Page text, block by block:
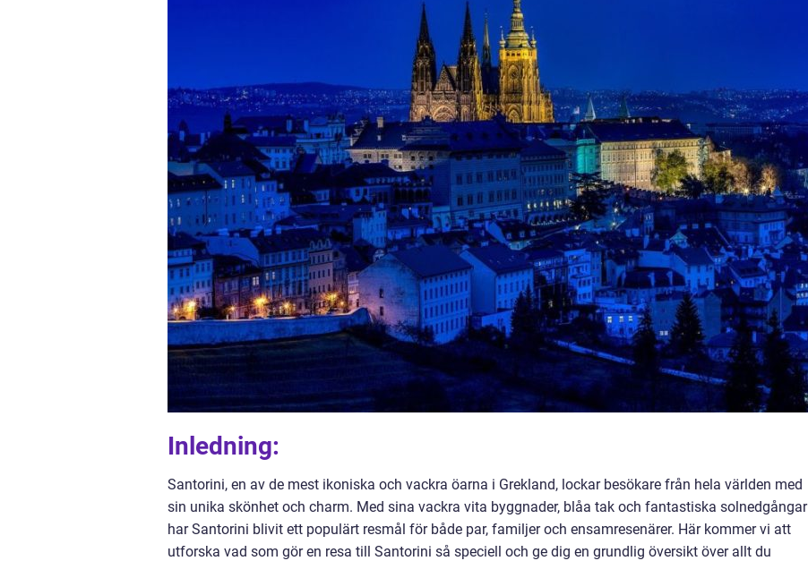
Inledning:
Santorini, en av de mest ikoniska och vackra öarna i Grekland, lockar besökare från hela världen med
sin unika skönhet och charm. Med sina vackra vita byggnader, blåa tak och fantastiska solnedgångar
har Santorini blivit ett populärt resmål för både par, familjer och ensamresenärer. Här kommer vi att
utforska vad som gör en resa till Santorini så speciell och ge dig en grundlig översikt över allt du